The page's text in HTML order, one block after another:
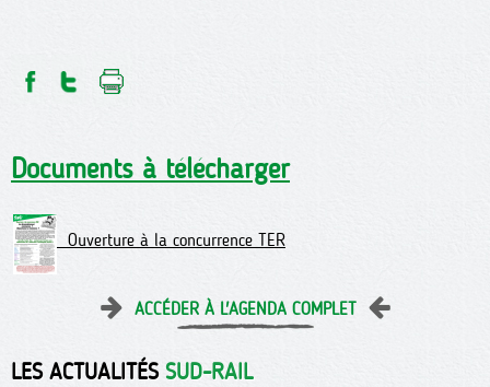
Documents à télécharger
Ouverture à la concurrence TER
ACCÉDER À L'AGENDA COMPLET
LES ACTUALITÉS SUD-RAIL